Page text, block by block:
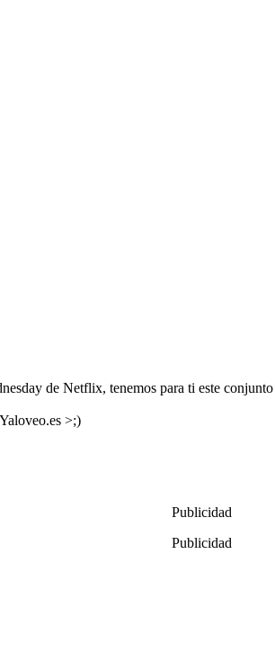
de Netflix, tenemos para ti este
>;)
Publicidad
Publicidad